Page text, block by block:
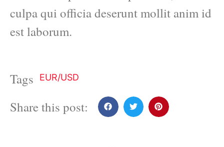
culpa qui officia deserunt mollit anim id
est laborum.
Tags EUR/USD
Share this post: